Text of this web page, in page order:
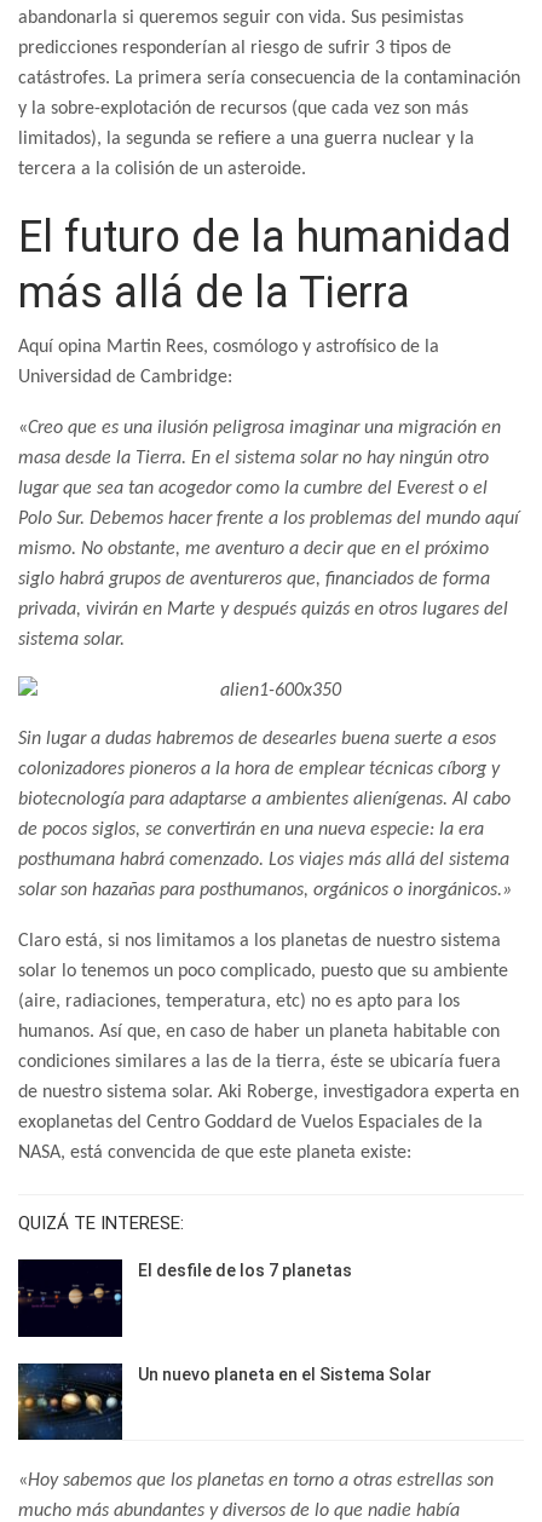
abandonarla si queremos seguir con vida. Sus pesimistas
predicciones responderían al riesgo de sufrir 3 tipos de
catástrofes. La primera sería consecuencia de la contaminación
y la sobre-explotación de recursos (que cada vez son más
limitados), la segunda se refiere a una guerra nuclear y la
tercera a la colisión de un asteroide.
El futuro de la humanidad
más allá de la Tierra
Aquí opina Martin Rees, cosmólogo y astrofísico de la
Universidad de Cambridge:
«Creo que es una ilusión peligrosa imaginar una migración en
masa desde la Tierra. En el sistema solar no hay ningún otro
lugar que sea tan acogedor como la cumbre del Everest o el
Polo Sur. Debemos hacer frente a los problemas del mundo aquí
mismo. No obstante, me aventuro a decir que en el próximo
siglo habrá grupos de aventureros que, financiados de forma
privada, vivirán en Marte y después quizás en otros lugares del
sistema solar.
Sin lugar a dudas habremos de desearles buena suerte a esos
colonizadores pioneros a la hora de emplear técnicas cíborg y
biotecnología para adaptarse a ambientes alienígenas. Al cabo
de pocos siglos, se convertirán en una nueva especie: la era
posthumana habrá comenzado. Los viajes más allá del sistema
solar son hazañas para posthumanos, orgánicos o inorgánicos.»
Claro está, si nos limitamos a los planetas de nuestro sistema
solar lo tenemos un poco complicado, puesto que su ambiente
(aire, radiaciones, temperatura, etc) no es apto para los
humanos. Así que, en caso de haber un planeta habitable con
condiciones similares a las de la tierra, éste se ubicaría fuera
de nuestro sistema solar. Aki Roberge, investigadora experta en
exoplanetas del Centro Goddard de Vuelos Espaciales de la
NASA, está convencida de que este planeta existe:
QUIZÁ TE INTERESE:
El desfile de los 7 planetas
Un nuevo planeta en el Sistema Solar
«Hoy sabemos que los planetas en torno a otras estrellas son
mucho más abundantes y diversos de lo que nadie había